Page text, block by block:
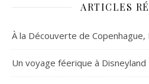
ARTICLES
À la Découverte de Copenhague,
Un voyage féerique à Disneyland